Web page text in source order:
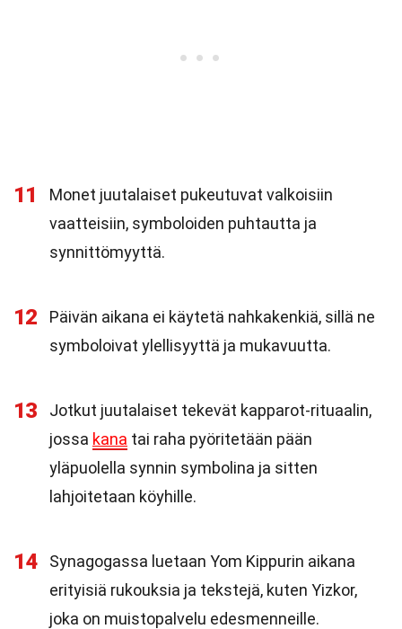
11
Monet juutalaiset pukeutuvat valkoisiin
vaatteisiin, symboloiden puhtautta ja
synnittömyyttä.
12
Päivän aikana ei käytetä nahkakenkiä, sillä ne
symboloivat ylellisyyttä ja mukavuutta.
13
Jotkut juutalaiset tekevät kapparot-rituaalin,
jossa kana tai raha pyöritetään pään
yläpuolella synnin symbolina ja sitten
lahjoitetaan köyhille.
14
Synagogassa luetaan Yom Kippurin aikana
erityisiä rukouksia ja tekstejä, kuten Yizkor,
joka on muistopalvelu edesmenneille.